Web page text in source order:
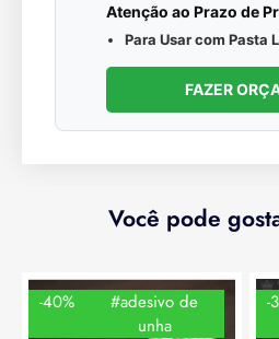
Atenção ao Prazo de
Para Usar com Pasta
FAZER
Você pode
-40%
#adesivo de
unha
-